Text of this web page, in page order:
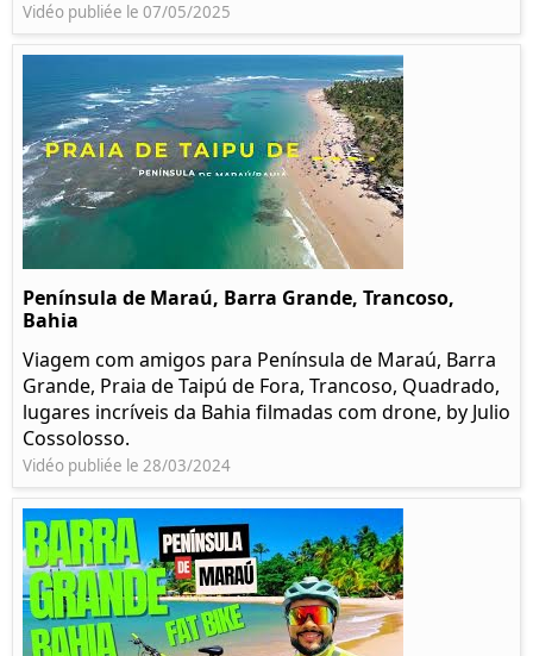
Vidéo publiée le 07/05/2025
Península de Maraú, Barra Grande, Trancoso,
Bahia
Viagem com amigos para Península de Maraú, Barra
Grande, Praia de Taipú de Fora, Trancoso, Quadrado,
lugares incríveis da Bahia filmadas com drone, by Julio
Cossolosso.
Vidéo publiée le 28/03/2024